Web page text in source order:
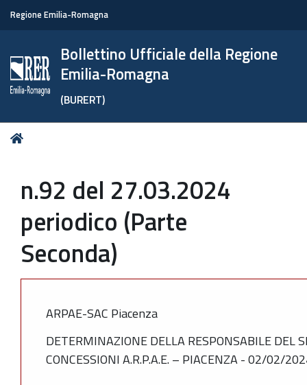
Regione Emilia-Romagna
Bollettino Ufficiale della Regione
Emilia-Romagna
(BURERT)
Tu
n.92 del 27.03.2024
periodico (Parte
Seconda)
ARPAE-SAC Piacenza
DETERMINAZIONE DELLA RESPONSABILE DEL
CONCESSIONI A.R.P.A.E. – PIACENZA - 02/02/